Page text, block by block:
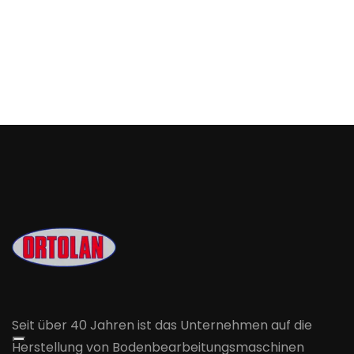
Seit über 40 Jahren ist das Unternehmen auf die
Herstellung von Bodenbearbeitungsmaschinen